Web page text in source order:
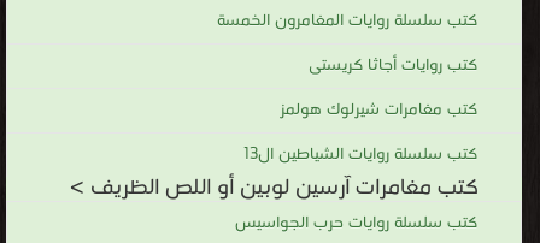
شديد من القراء. ولقد ظل ارسين لوبين مرتبطا بمؤلفه منذ ظهوره عام
كتب مغامرات آرسين لوبين أو اللص الظريف
كتب سلسلة روايات المغامرون الخمسة
كتب روايات أجاثا كريستى
كتب مغامرات شيرلوك هولمز
كتب سلسلة روايات الشياطين ال13
كتب مغامرات آرسين لوبين أو اللص الظريف >
كتب سلسلة روايات حرب الجواسيس